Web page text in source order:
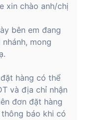
xin chào anh/chị
bên em đang
mong
hàng có thể
và địa chỉ nhận
đơn đặt hàng
báo khi có